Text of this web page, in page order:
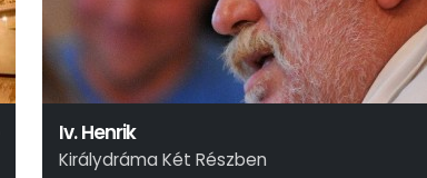
Iv. Henrik
Királydráma Két Részben